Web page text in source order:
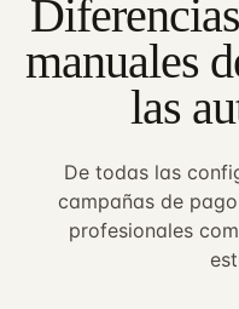
manuales
las
De todas las
campañas de
profesionales